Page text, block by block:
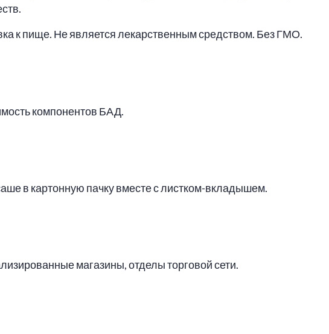
к пище. Не является лекарственным средством. Без ГМО.
компонентов БАД.
в картонную пачку вместе с листком-вкладышем.
магазины, отделы торговой сети.